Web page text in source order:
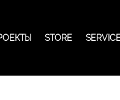
STORE
STORE